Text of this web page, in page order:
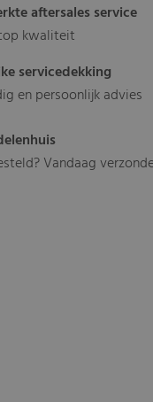
aftersales service
kwaliteit
servicedekking
en persoonlijk advies
Vandaag